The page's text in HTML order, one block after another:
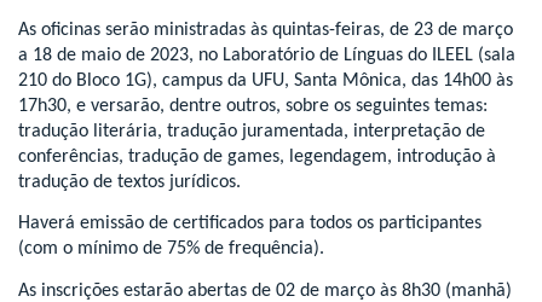
As oficinas serão ministradas às quintas-feiras, de 23 de março
a 18 de maio de 2023, no Laboratório de Línguas do ILEEL (sala
210 do Bloco 1G), campus da UFU, Santa Mônica, das 14h00 às
17h30, e versarão, dentre outros, sobre os seguintes temas:
tradução literária, tradução juramentada, interpretação de
conferências, tradução de games, legendagem, introdução à
tradução de textos jurídicos.
Haverá emissão de certificados para todos os participantes
(com o mínimo de 75% de frequência).
As inscrições estarão abertas de 02 de março às 8h30 (manhã)